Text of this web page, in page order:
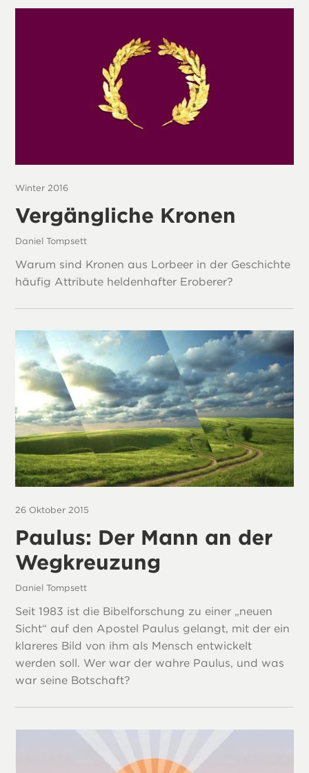
Winter 2016
Vergängliche Kronen
Daniel Tompsett
Warum sind Kronen aus Lorbeer in der Geschichte
häufig Attribute heldenhafter Eroberer?
26 Oktober 2015
Paulus: Der Mann an der
Wegkreuzung
Daniel Tompsett
Seit 1983 ist die Bibelforschung zu einer „neuen
Sicht“ auf den Apostel Paulus gelangt, mit der ein
klareres Bild von ihm als Mensch entwickelt
werden soll. Wer war der wahre Paulus, und was
war seine Botschaft?